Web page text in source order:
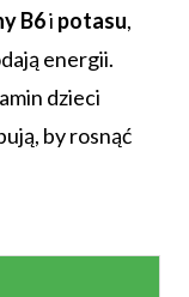
B6i potasu,
energii.
dzieci
by rosnąć